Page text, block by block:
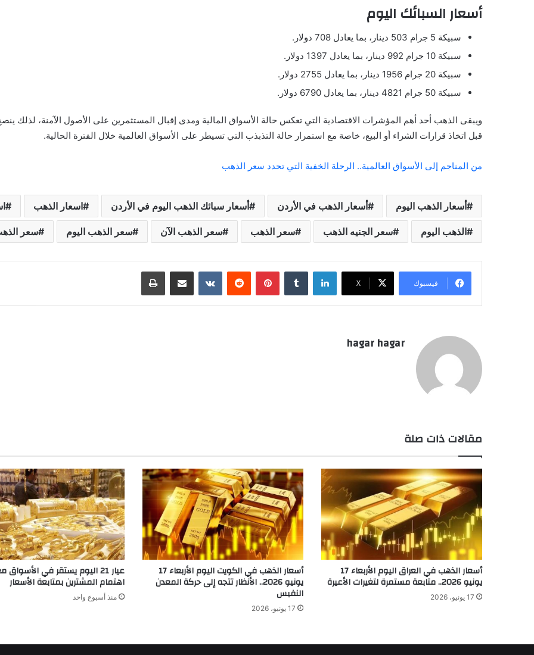
أسعار السبائك اليوم
سبيكة 5 جرام 503 دينار، بما يعادل 708 دولار.
سبيكة 10 جرام 992 دينار، بما يعادل 1397 دولار.
سبيكة 20 جرام 1956 دينار، بما يعادل 2755 دولار.
سبيكة 50 جرام 4821 دينار، بما يعادل 6790 دولار.
ويبقى الذهب أحد أهم المؤشرات الاقتصادية التي تعكس حالة الأسواق المالية ومدى إقبال المستثمرين على الأصول الآمنة، لذلك
قبل اتخاذ قرارات الشراء أو البيع، خاصة مع استمرار حالة التذبذب التي تسيطر على الأسواق العالمية خلال الفترة الحالية.
من المناجم إلى الأسواق العالمية.. الرحلة الخفية التي تحدد سعر الذهب
أسعار الذهب اليوم أسعار الذهب في الأردن أسعار سبائك الذهب اليوم في الأردن اسعار الذهب
الذهب اليوم سعر الجنيه الذهب سعر الذهب سعر الذهب الآن سعر الذهب اليوم سعر الذهب
فيسبوك ‫X
لينكدإن بينتيريست مشاركة عبر البريد طباعة
hagar hagar
مقالات ذات صلة
أسعار الذهب في العراق اليوم الأربعاء 17
يونيو 2026.. متابعة مستمرة لتغيرات الأعيرة
17 يونيو، 2026
أسعار الذهب في الكويت اليوم الأربعاء 17
يونيو 2026.. الأنظار تتجه إلى حركة المعدن
النفيس
17 يونيو، 2026
عيار 21 اليوم يستقر في
اهتمام المشترين بمتابعة الأسعار
منذ أسبوع واحد